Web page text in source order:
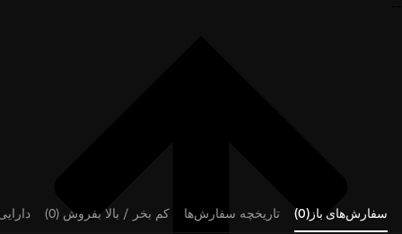
سفارش‌های باز(0) تاریخچه سفارش‌ها کم بخر / بالا بفروش (0)